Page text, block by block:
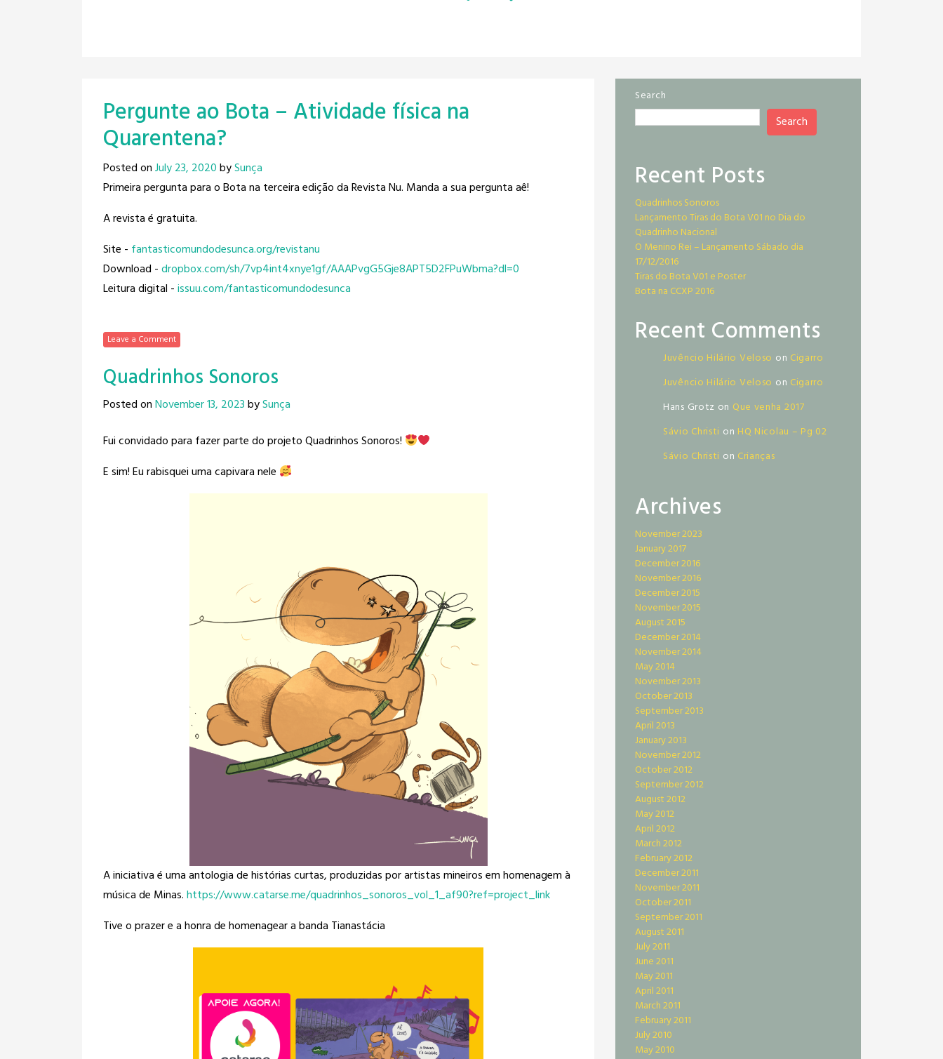
Pergunte ao Bota – Atividade física na
Quarentena?
Posted onJuly 23, 2020bySunça
Primeira pergunta para o Bota na terceira edição da Revista Nu. Manda a sua pergunta aê!
A revista é gratuita.
Site - fantasticomundodesunca.org/revistanu
Download -dropbox.com/sh/7vp4int4xnye1gf/AAAPvgG5Gje8APT5D2FPuWbma?dl=0
Leitura digital -issuu.com/fantasticomundodesunca
Leave a Comment
Quadrinhos Sonoros
Posted onNovember 13, 2023bySunça
Fui convidado para fazer parte do projeto Quadrinhos Sonoros!
E sim! Eu rabisquei uma capivara nele
A iniciativa é uma antologia de histórias curtas, produzidas por artistas mineiros em homenagem à
música de Minas.https://www.catarse.me/quadrinhos_sonoros_vol_1_af90?ref=project_link
Tive o prazer e a honra de homenagear a banda Tianastácia
Search
Search
Recent Posts
Quadrinhos Sonoros
Lançamento Tiras do Bota V01 no Dia do
Quadrinho Nacional
O Menino Rei – Lançamento Sábado dia
17/12/2016
Tiras do Bota V01 e Poster
Bota na CCXP 2016
Recent Comments
Juvêncio Hilário Veloso on Cigarro
Juvêncio Hilário Veloso on Cigarro
Hans Grotz on Que venha 2017
Sávio Christi on HQ Nicolau – Pg 02
Sávio Christi on Crianças
Archives
November 2023
January 2017
December 2016
November 2016
December 2015
November 2015
August 2015
December 2014
November 2014
May 2014
November 2013
October 2013
September 2013
April 2013
January 2013
November 2012
October 2012
September 2012
August 2012
May 2012
April 2012
March 2012
February 2012
December 2011
November 2011
October 2011
September 2011
August 2011
July 2011
June 2011
May 2011
April 2011
March 2011
February 2011
July 2010
May 2010